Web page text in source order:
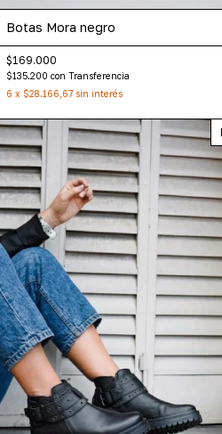
Botas Mora negro
$169.000
$135.200 con Transferencia
6 x $28.166,67 sin interés